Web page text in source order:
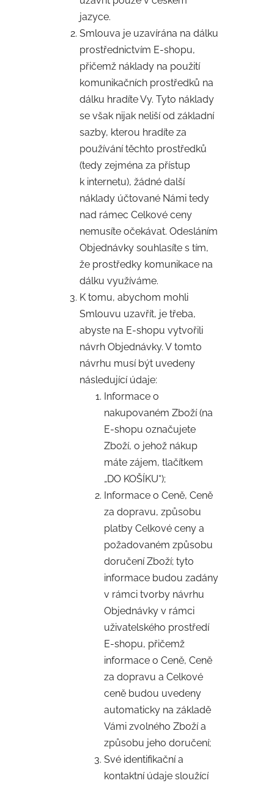
jazyce.
Smlouva je uzavírána na dálku
prostřednictvím E-shopu,
přičemž náklady na použití
komunikačních prostředků na
dálku hradíte Vy. Tyto náklady
se však nijak neliší od základní
sazby, kterou hradíte za
používání těchto prostředků
(tedy zejména za přístup
k internetu), žádné další
náklady účtované Námi tedy
nad rámec Celkové ceny
nemusíte očekávat. Odesláním
Objednávky souhlasíte s tím,
že prostředky komunikace na
dálku využíváme.
K tomu, abychom mohli
Smlouvu uzavřít, je třeba,
abyste na E-shopu vytvořili
návrh Objednávky. V tomto
návrhu musí být uvedeny
následující údaje:
Informace o
nakupovaném Zboží (na
E-shopu označujete
Zboží, o jehož nákup
máte zájem, tlačítkem
„DO KOŠÍKU“);
Informace o Ceně, Ceně
za dopravu, způsobu
platby Celkové ceny a
požadovaném způsobu
doručení Zboží; tyto
informace budou zadány
v rámci tvorby návrhu
Objednávky v rámci
uživatelského prostředí
E-shopu, přičemž
informace o Ceně, Ceně
za dopravu a Celkové
ceně budou uvedeny
automaticky na základě
Vámi zvolného Zboží a
způsobu jeho doručení;
Své identifikační a
kontaktní údaje sloužící